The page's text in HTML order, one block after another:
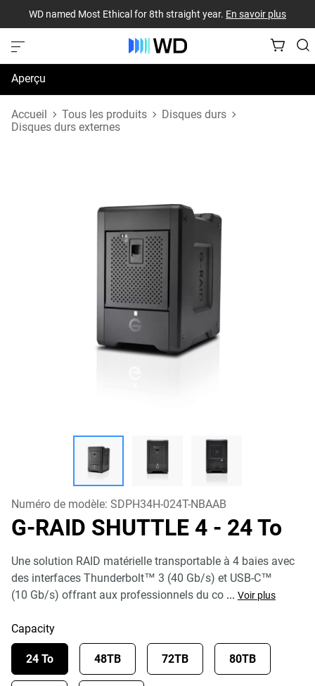
WD named Most Ethical for 8th straight year. En savoir plus
Aperçu
Caractéristiques techniques
Accueil Tous les produits
Disques durs
Disques durs externes
Numéro de modèle: SDPH34H-024T-NBAAB
G-RAID SHUTTLE 4 - 24 To
Une solution RAID matérielle transportable à 4 baies avec
des interfaces Thunderbolt™ 3 (40 Gb/s) et USB-C™
(10 Gb/s) offrant aux professionnels du co ... Voir plus
Capacity
24 To 48TB 72TB 80TB